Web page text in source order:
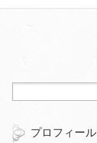
プロフィール